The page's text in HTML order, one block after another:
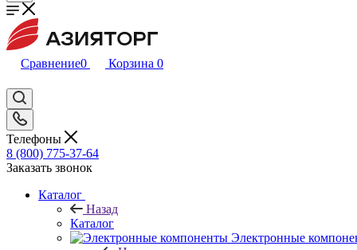
Сравнение0 Корзина 0
Телефоны
8 (800) 775-37-64
Заказать звонок
Каталог
Назад
Каталог
Электронные